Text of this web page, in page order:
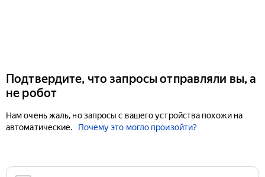
Подтвердите, что запросы отправляли вы, а
не робот
Нам очень жаль, но запросы с вашего устройства похожи на
автоматические.
Почему это могло произойти?